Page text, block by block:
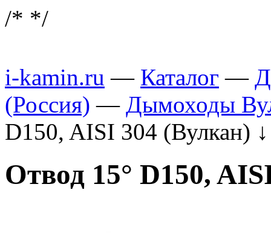
/* */
i-kamin.ru — Каталог —
(Россия) — Дымоходы
D150, AISI 304 (Вулкан) ↓
Отвод 15° D150,